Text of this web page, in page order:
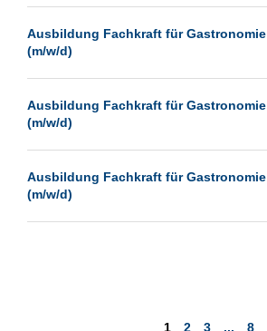
Ausbildung Fachkraft für Gastronomie
(m/w/d)
Ausbildung Fachkraft für Gastronomie
(m/w/d)
Ausbildung Fachkraft für Gastronomie
(m/w/d)
1 2 3 ... 8